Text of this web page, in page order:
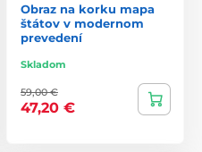
Obraz na korku mapa
štátov v modernom
prevedení
Skladom
59,00 €
47,20 €